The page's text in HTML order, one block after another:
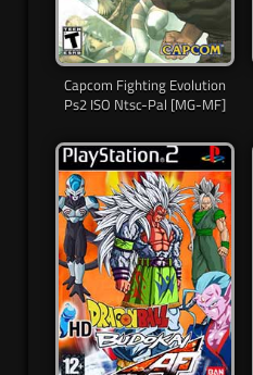
Capcom Fighting Evolution
Ps2 ISO Ntsc-Pal [MG-MF]